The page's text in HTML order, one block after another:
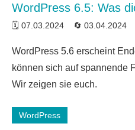
WordPress 6.5: Was
07.03.2024 03.04.2024
WordPress 5.6 erscheint
können sich auf spannende
Wir zeigen sie euch.
WordPress